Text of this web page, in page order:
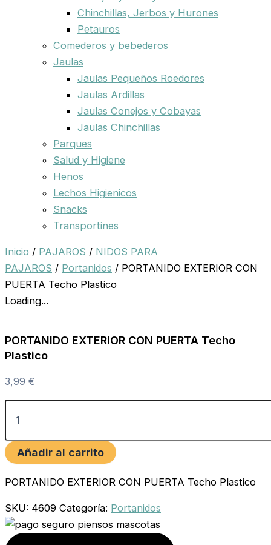
Chinchillas, Jerbos y Hurones
Petauros
Comederos y bebederos
Jaulas
Jaulas Pequeños Roedores
Jaulas Ardillas
Jaulas Conejos y Cobayas
Jaulas Chinchillas
Parques
Salud y Higiene
Henos
Lechos Higienicos
Snacks
Transportines
Inicio / PAJAROS / NIDOS PARA
PAJAROS / Portanidos / PORTANIDO EXTERIOR CON
PUERTA Techo Plastico
Loading...
PORTANIDO EXTERIOR CON PUERTA Techo
Plastico
3,99 €
Añadir al carrito
PORTANIDO EXTERIOR CON PUERTA Techo Plastico
SKU: 4609 Categoría: Portanidos